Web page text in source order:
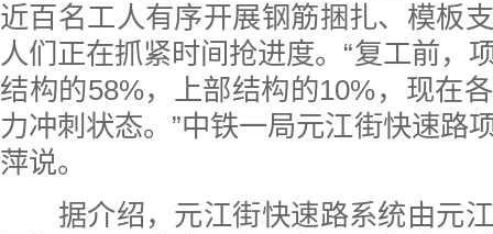
近百名工人有序开展钢筋捆扎、模板
人们正在抓紧时间抢进度。“复工前，
结构的58%，上部结构的10%，现在
力冲刺状态。”中铁一局元江街快速路
萍说。
据介绍，元江街快速路系统由元江